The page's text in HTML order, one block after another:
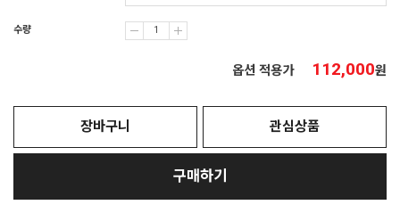
수량
옵션 적용가 112,000원
장바구니 관심상품
구매하기